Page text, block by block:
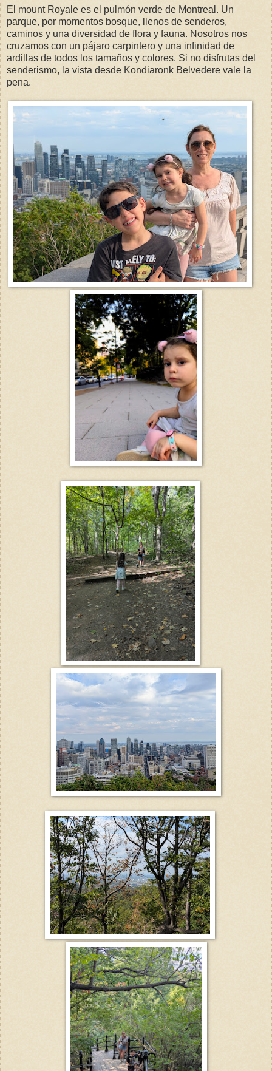
El mount Royale es el pulmón verde de Montreal. Un
parque, por momentos bosque, llenos de senderos,
caminos y una diversidad de flora y fauna. Nosotros nos
cruzamos con un pájaro carpintero y una infinidad de
ardillas de todos los tamaños y colores. Si no disfrutas del
senderismo, la vista desde Kondiaronk Belvedere vale la
pena.